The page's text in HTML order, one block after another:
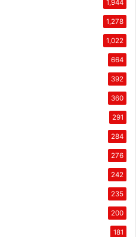
1,944
1,278
1,022
664
392
360
291
284
276
242
235
200
181